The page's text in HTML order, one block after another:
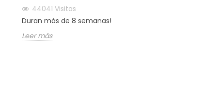
44041 Visitas
Duran más de 8 semanas!
Leer más